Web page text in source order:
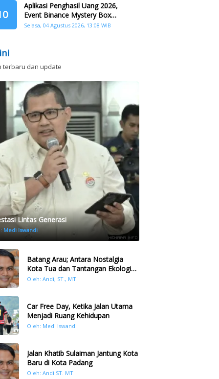
Aplikasi Penghasil Uang 2026,
Event Binance Mystery Box
Dapat Saldo Dana
Selasa, 04 Agustus 2026, 13:08 WIB
terbaru dan update
Lintas Generasi
Medi Iswandi
Batang Arau; Antara Nostalgia
Kota Tua dan Tantangan Ekologi
Kawasan
Oleh: Andi, ST., MT
Car Free Day, Ketika Jalan Utama
Menjadi Ruang Kehidupan
Oleh: Medi Iswandi
Jalan Khatib Sulaiman Jantung Kota
Baru di Kota Padang
Oleh: Andi ST. MT